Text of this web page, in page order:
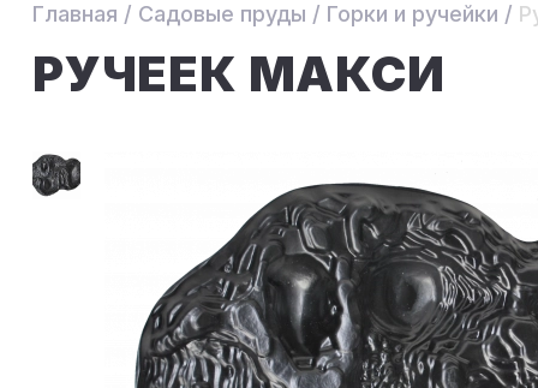
Главная / Садовые пруды / Горки и ручейки /
РУЧЕЕК МАКСИ